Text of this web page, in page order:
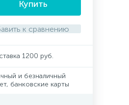
Купить
к сравнению
1200 руб.
и безналичный
банковские карты